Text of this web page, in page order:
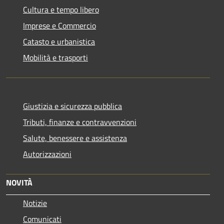
Cultura e tempo libero
Imprese e Commercio
Catasto e urbanistica
Mobilità e trasporti
Giustizia e sicurezza pubblica
Tributi, finanze e contravvenzioni
Salute, benessere e assistenza
Autorizzazioni
NOVITÀ
Notizie
Comunicati